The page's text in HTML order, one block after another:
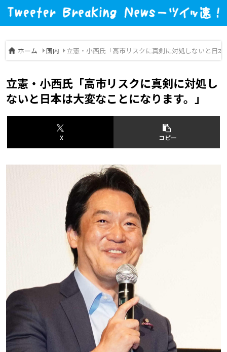
ホーム 国内 立憲・小西氏「高市リスクに真剣に対処しないと日
立憲・小西氏「高市リスクに真剣に対処し
ないと日本は大変なことになります。」
X コピー